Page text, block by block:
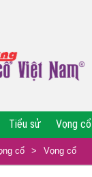
Tiểu sử Vọng cổ
cổ > Vọng cổ